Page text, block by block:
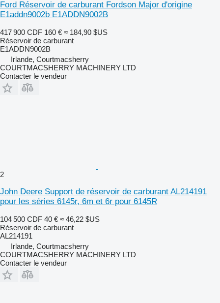
Ford Réservoir de carburant Fordson Major d'origine
E1addn9002b E1ADDN9002B
417 900 CDF 160 € ≈ 184,90 $US
Réservoir de carburant
E1ADDN9002B
Irlande, Courtmacsherry
COURTMACSHERRY MACHINERY LTD
Contacter le vendeur
2
John Deere Support de réservoir de carburant AL214191
pour les séries 6145r, 6m et 6r pour 6145R
104 500 CDF 40 € ≈ 46,22 $US
Réservoir de carburant
AL214191
Irlande, Courtmacsherry
COURTMACSHERRY MACHINERY LTD
Contacter le vendeur